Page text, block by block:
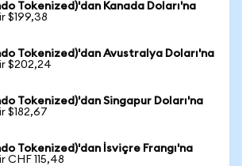
Tokenized)'dan Kanada Doları'na
$199,38
Tokenized)'dan Avustralya Doları'na
$202,24
Tokenized)'dan Singapur Doları'na
$182,67
Tokenized)'dan İsviçre Frangı'na
CHF 115,48